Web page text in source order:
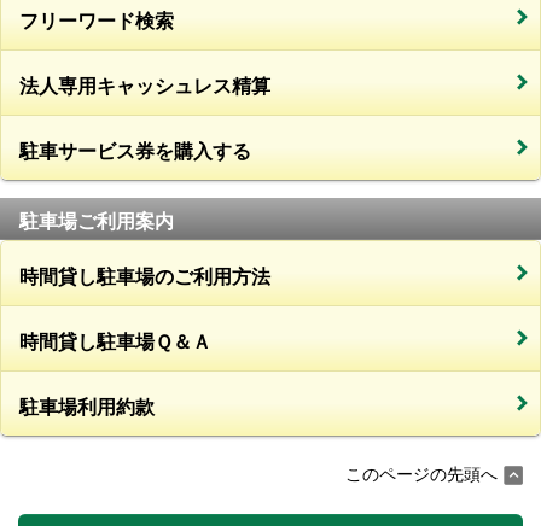
フリーワード検索
法人専用キャッシュレス精算
駐車サービス券を購入する
駐車場ご利用案内
時間貸し駐車場のご利用方法
時間貸し駐車場Ｑ＆Ａ
駐車場利用約款
このページの先頭へ